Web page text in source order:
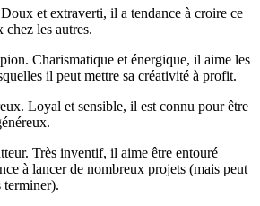
et extraverti, il a tendance à croire ce
chez les autres.
Charismatique et énergique, il aime les
il peut mettre sa créativité à profit.
Loyal et sensible, il est connu pour être
Très inventif, il aime être entouré
à lancer de nombreux projets (mais peut
terminer).